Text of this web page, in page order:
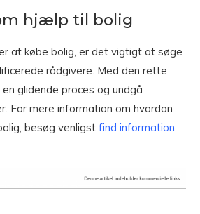
hjælp til bolig
at købe bolig, er det vigtigt at søge
rådgivere. Med den rette
glidende proces og undgå
For mere information om hvordan
besøg venligst find information